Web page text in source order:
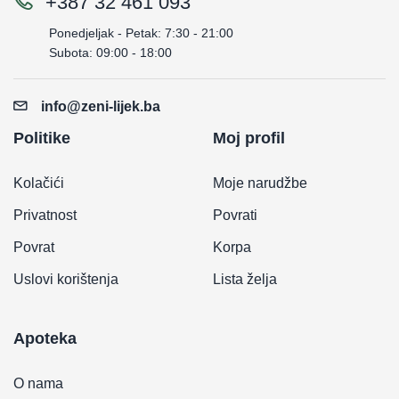
Ponedjeljak - Petak: 7:30 - 21:00
Subota: 09:00 - 18:00
info@zeni-lijek.ba
Politike
Kolačići
Privatnost
Povrat
Uslovi korištenja
Moj profil
Moje narudžbe
Povrati
Korpa
Lista želja
Apoteka
O nama